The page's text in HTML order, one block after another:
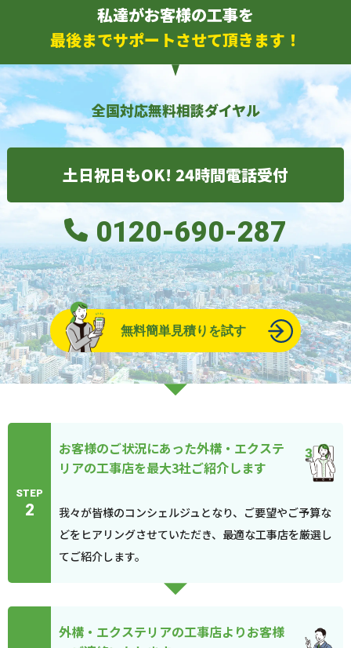
私達がお客様の工事を
最後までサポートさせて頂きます！
全国対応無料相談ダイヤル
土日祝日もOK! 24時間電話受付
0120-690-287
無料簡単見積りを試す
STEP
2
お客様のご状況にあった外構・エクステ
リアの工事店を最大3社ご紹介します
我々が皆様のコンシェルジュとなり、ご要望やご予算な
どをヒアリングさせていただき、最適な工事店を厳選し
てご紹介します。
外構・エクステリアの工事店よりお客様